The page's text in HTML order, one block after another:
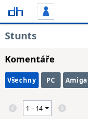
Stunts
Komentáře
Všechny PC Amiga